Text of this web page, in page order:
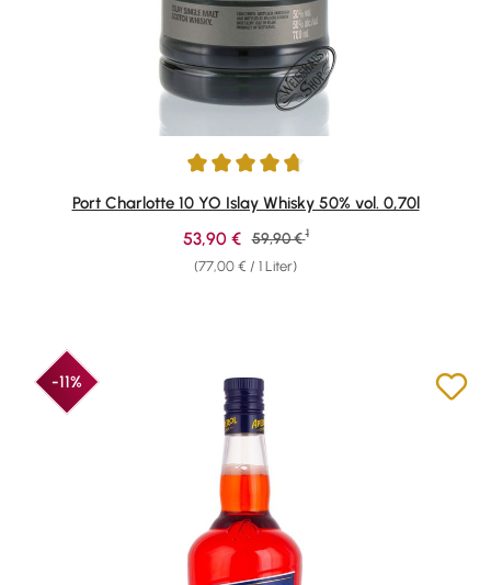
Durchschnittliche Bewertung von 4.84 von 5 Sternen
Port Charlotte 10 YO Islay Whisky 50% vol. 0,70l
(77,00 € / 1 Liter)
Verkaufspreis:
53,90 € Regulärer Preis:
59,90 € 1
-11%